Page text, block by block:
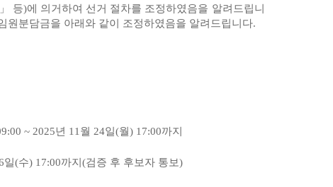
」 등)에 의거하여 선거 절차를 조정하였음을 알려드립니
원분담금을 아래와 같이 조정하였음을 알려드립니다.
~ 2025년 11 월 24일(월) 17:00까지
일(수) 17:00까지 (검증 후 후보자 통보)